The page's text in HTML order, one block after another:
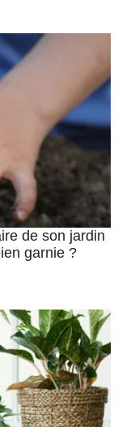
de son jardin
garnie ?